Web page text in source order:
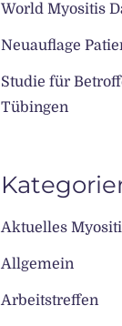
World Myositis
Neuauflage
Studie für
Tübingen
Aktuelles
Allgemein
Arbeitstreffen